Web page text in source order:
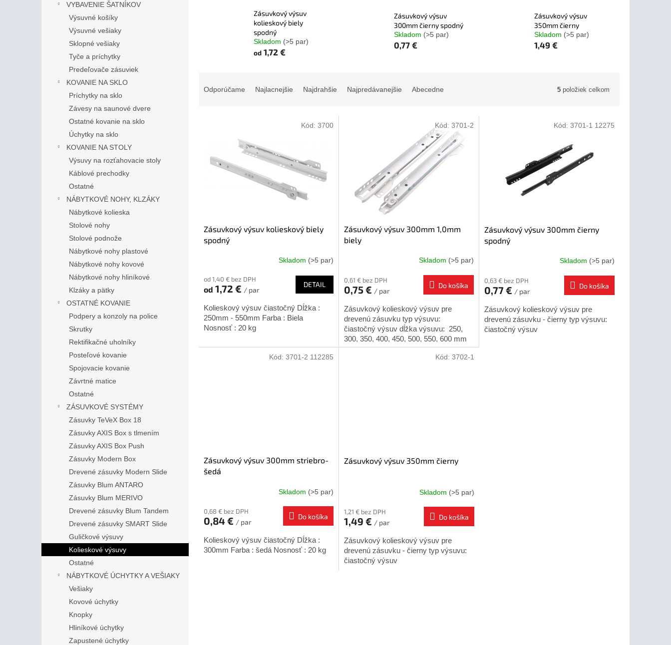
VYBAVENIE ŠATNÍKOV
Výsuvné košíky
Výsuvné vešiaky
Sklopné vešiaky
Tyče a príchytky
Predeľovače zásuviek
KOVANIE NA SKLO
Príchytky na sklo
Závesy na saunové dvere
Ostatné kovanie na sklo
Úchytky na sklo
KOVANIE NA STOLY
Výsuvy na rozťahovacie stoly
Káblové prechodky
Ostatné
NÁBYTKOVÉ NOHY, KLZÁKY
Nábytkové kolieska
Stolové nohy
Stolové podnože
Nábytkové nohy plastové
Nábytkové nohy kovové
Nábytkové nohy hliníkové
Klzáky a pätky
OSTATNÉ KOVANIE
Podpery a konzoly na police
Skrutky
Rektifikačné uholníky
Posteľové kovanie
Spojovacie kovanie
Závrtné matice
Ostatné
ZÁSUVKOVÉ SYSTÉMY
Zásuvky TeVeX Box 18
Zásuvky AXIS Box s tlmením
Zásuvky AXIS Box Push
Zásuvky Modern Box
Drevené zásuvky Modern Slide
Zásuvky Blum ANTARO
Zásuvky Blum MERIVO
Drevené zásuvky Blum Tandem
Drevené zásuvky SMART Slide
Guličkové výsuvy
Kolieskové výsuvy
Ostatné
NÁBYTKOVÉ ÚCHYTKY A VEŠIAKY
Vešiaky
Kovové úchytky
Knopky
Hliníkové úchytky
Zapustené úchytky
Zásuvkový výsuv
kolieskový biely
spodný
Skladom (>5 par)
od 1,72 €
Zásuvkový výsuv
300mm čierny spodný
Skladom (>5 par)
0,77 €
Zásuvkový výsuv
350mm čierny
Skladom (>5 par)
1,49 €
Odporúčame Najlacnejšie Najdrahšie Najpredávanejšie Abecedne 5 položiek celkom
Zásuvkový výsuv kolieskový biely
spodný
produktu
je
z
5
hviezdičiek.
Skladom (>5 par)
od 1,40 € bez DPH
od 1,72 € / par
DETAIL
Kolieskový výsuv čiastočný Dĺžka :
250mm - 550mm Farba : Biela
Nosnosť : 20 kg
Kód: 3700
Zásuvkový výsuv 300mm 1,0mm
biely
Skladom (>5 par)
0,61 € bez DPH
0,75 € / par
Do košíka
Zásuvkový kolieskový výsuv pre
drevenú zásuvku typ výsuvu:
čiastočný výsuv dĺžka výsuvu: 250,
300, 350, 400, 450, 500, 550, 600 mm
maximálna nosnosť: 25...
Kód: 3701-2
Zásuvkový výsuv 300mm čierny
spodný
Skladom (>5 par)
0,63 € bez DPH
0,77 € / par
Do košíka
Zásuvkový kolieskový výsuv pre
drevenú zásuvku - čierny typ výsuvu:
čiastočný výsuv
Kód: 3701-1 12275
Zásuvkový výsuv 300mm striebro-
šedá
Skladom (>5 par)
0,68 € bez DPH
0,84 € / par
Do košíka
Kolieskový výsuv čiastočný Dĺžka :
300mm Farba : šedá Nosnosť : 20 kg
Kód: 3701-2 112285
Zásuvkový výsuv 350mm čierny
Skladom (>5 par)
1,21 € bez DPH
1,49 € / par
Do košíka
Zásuvkový kolieskový výsuv pre
drevenú zásuvku - čierny typ výsuvu:
čiastočný výsuv
Kód: 3702-1